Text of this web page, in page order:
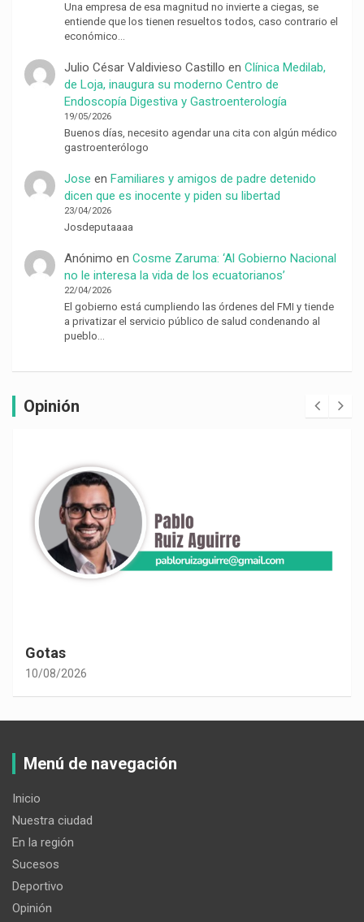
Una empresa de esa magnitud no invierte a ciegas, se
entiende que los tienen resueltos todos, caso contrario el
económico…
Julio César Valdivieso Castillo en Clínica Medilab,
de Loja, inaugura su moderno Centro de
Endoscopía Digestiva y Gastroenterología
19/05/2026
Buenos días, necesito agendar una cita con algún médico
gastroenterólogo
Jose en Familiares y amigos de padre detenido
dicen que es inocente y piden su libertad
23/04/2026
Josdeputaaaa
Anónimo en Cosme Zaruma: ‘Al Gobierno Nacional
no le interesa la vida de los ecuatorianos’
22/04/2026
El gobierno está cumpliendo las órdenes del FMI y tiende
a privatizar el servicio público de salud condenando al
pueblo…
Opinión
Gotas
10/08/2026
Menú de navegación
Inicio
Nuestra ciudad
En la región
Sucesos
Deportivo
Opinión